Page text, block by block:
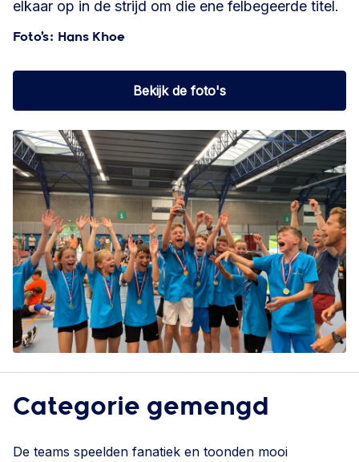
elkaar op in de strijd om die ene felbegeerde titel.
Foto’s: Hans Khoe
Bekijk de foto's
Categorie gemengd
De teams speelden fanatiek en toonden mooi